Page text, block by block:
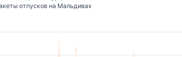
отпусков на Мальдивах